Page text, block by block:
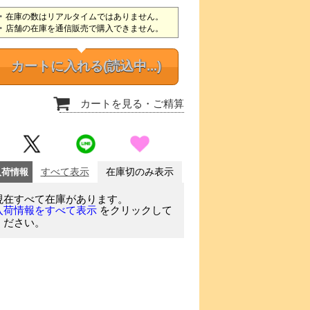
在庫の数はリアルタイムではありません。
店舗の在庫を通信販売で購入できません。
カートに入れる(読込中...)
カートを見る ・ご精算
情報 すべて表示 在庫切のみ表示
在すべて在庫があります。
荷情報をすべて表示 をクリックして
さい。